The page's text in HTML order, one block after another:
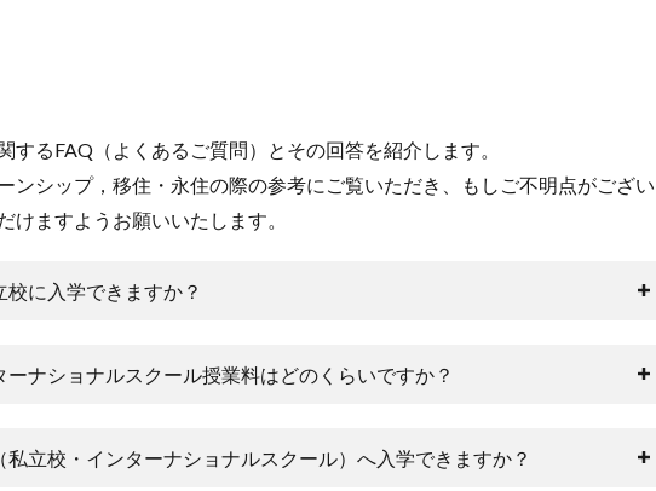
するFAQ（よくあるご質問）とその回答を紹介します。
ンシップ，移住・永住の際の参考にご覧いただき、もしご不明点がござい
けますようお願いいたします。
に入学できますか？
ナショナルスクール授業料はどのくらいですか？
立校・インターナショナルスクール）へ入学できますか？